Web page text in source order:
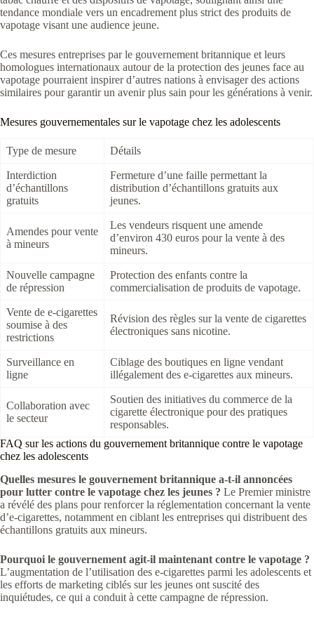
tendance mondiale vers un encadrement plus strict des produits de
vapotage visant une audience jeune.
Ces mesures entreprises par le gouvernement britannique et leurs
homologues internationaux autour de la protection des jeunes face au
vapotage pourraient inspirer d’autres nations à envisager des actions
similaires pour garantir un avenir plus sain pour les générations à venir.
Mesures gouvernementales sur le vapotage chez les adolescents
Type de mesure Détails
Interdiction
d’échantillons
gratuits
Fermeture d’une faille permettant la
distribution d’échantillons gratuits aux
jeunes.
Amendes pour vente
à mineurs
Les vendeurs risquent une amende
d’environ 430 euros pour la vente à des
mineurs.
Nouvelle campagne
de répression
Protection des enfants contre la
commercialisation de produits de vapotage.
Vente de e-cigarettes
soumise à des
restrictions
Révision des règles sur la vente de cigarettes
électroniques sans nicotine.
Surveillance en
ligne
Ciblage des boutiques en ligne vendant
illégalement des e-cigarettes aux mineurs.
Collaboration avec
le secteur
Soutien des initiatives du commerce de la
cigarette électronique pour des pratiques
responsables.
FAQ sur les actions du gouvernement britannique contre le vapotage
chez les adolescents
Quelles mesures le gouvernement britannique a-t-il annoncées
pour lutter contre le vapotage chez les jeunes ? Le Premier ministre
a révélé des plans pour renforcer la réglementation concernant la vente
d’e-cigarettes, notamment en ciblant les entreprises qui distribuent des
échantillons gratuits aux mineurs.
Pourquoi le gouvernement agit-il maintenant contre le vapotage ?
L’augmentation de l’utilisation des e-cigarettes parmi les adolescents et
les efforts de marketing ciblés sur les jeunes ont suscité des
inquiétudes, ce qui a conduit à cette campagne de répression.